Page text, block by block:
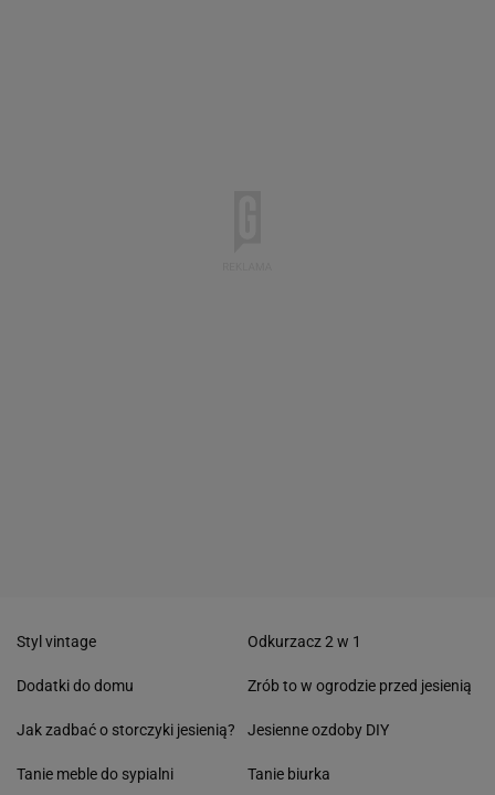
Styl vintage
Dodatki do domu
Jak zadbać o storczyki jesienią?
Tanie meble do sypialni
Odkurzacz 2 w 1
Zrób to w ogrodzie przed jesienią
Jesienne ozdoby DIY
Tanie biurka